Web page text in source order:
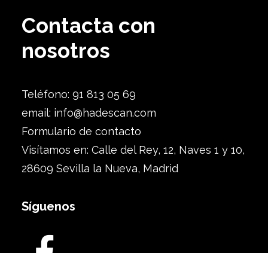
Contacta con
nosotros
Teléfono: 91 813 05 69
email: info@hadescan.com
Formulario de contacto
Visítamos en: Calle del Rey, 12, Naves 1 y 10,
28609 Sevilla la Nueva, Madrid
Síguenos